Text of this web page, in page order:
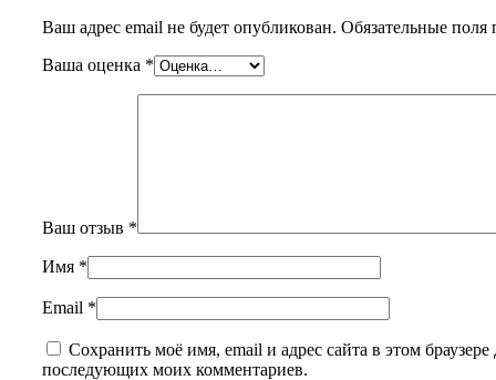
Ваш адрес email не будет опубликован. Обязательные
Ваша оценка *
Ваш отзыв *
Имя *
Email *
Сохранить моё имя, email и адрес сайта в этом браузере
последующих моих комментариев.